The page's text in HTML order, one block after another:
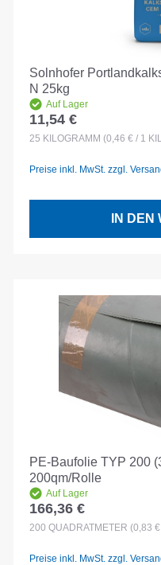
Solnhofer
N 25kg
Auf Lager
Regulärer Preis:
11,54 €
25 KILOGRAMM (0,46 € / 1
Preise inkl. MwSt. zzgl.
IN
PE-Baufolie TYP 200
200qm/Rolle
Auf Lager
Regulärer Preis:
166,36 €
200 QUADRATMETER (0,83
Preise inkl. MwSt. zzgl.